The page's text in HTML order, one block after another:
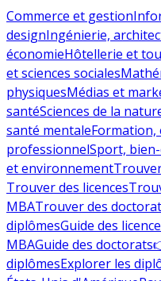
Commerce et gestion
designIngénierie,
économieHôtellerie et
et sciences sociales
physiquesMédias et
santéSciences de la
santé mentaleFormation,
professionnelSport,
et environnement
Trouver des licences
MBATrouver des
diplômesGuide des
MBAGuide des doctorats
diplômesExplorer les